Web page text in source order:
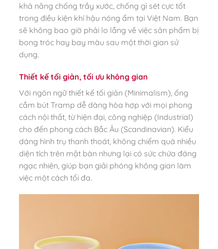
khả năng chống trầy xước, chống gỉ sét cực tốt
trong điều kiện khí hậu nóng ẩm tại Việt Nam. Bạn
sẽ không bao giờ phải lo lắng về việc sản phẩm bị
bong tróc hay bay màu sau một thời gian sử
dụng.
Thiết kế tối giản, tối ưu không gian
Với ngôn ngữ thiết kế tối giản (Minimalism), ống
cắm bút Tramp dễ dàng hòa hợp với mọi phong
cách nội thất, từ hiện đại, công nghiệp (Industrial)
cho đến phong cách Bắc Âu (Scandinavian). Kiểu
dáng hình trụ thanh thoát, không chiếm quá nhiều
diện tích trên mặt bàn nhưng lại có sức chứa đáng
ngạc nhiên, giúp bạn giải phóng không gian làm
việc một cách tối đa.